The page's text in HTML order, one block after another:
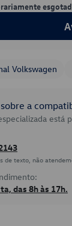
Volkswagen
a
está
de texto, não
das 8h às 17h.